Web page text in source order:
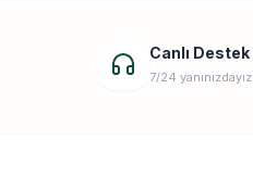
Canlı Destek
7/24 yanınızdayız